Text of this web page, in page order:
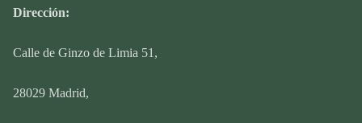
Dirección:
Calle de Ginzo de Limia 51,
28029 Madrid,